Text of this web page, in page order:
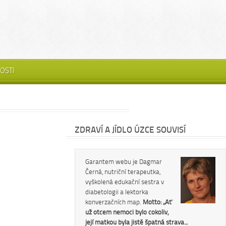
ZDRAVÍ A JÍDLO ÚZCE SOUVISÍ
Garantem webu je Dagmar
Černá, nutriční terapeutka,
vyškolená edukační sestra v
diabetologii a lektorka
konverzačních map. Motto: „Ať
už otcem nemoci bylo cokoliv,
její matkou byla jistě špatná strava.„